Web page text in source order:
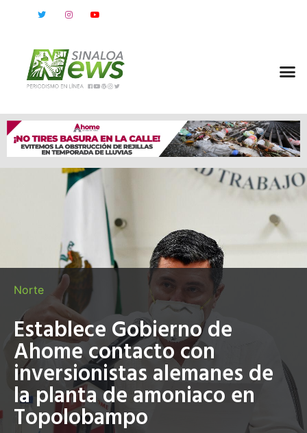
Norte
Establece Gobierno de
Ahome contacto con
inversionistas alemanes de
la planta de amoniaco en
Topolobampo